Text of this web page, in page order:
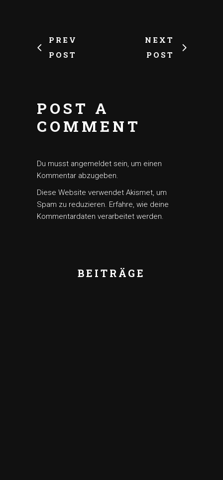
PREV
POST
NEXT
POST
POST A
COMMENT
Du musst angemeldet sein, um einen
Kommentar abzugeben.
Diese Website verwendet Akismet, um
Spam zu reduzieren. Erfahre, wie deine
Kommentardaten verarbeitet werden.
BEITRÄGE